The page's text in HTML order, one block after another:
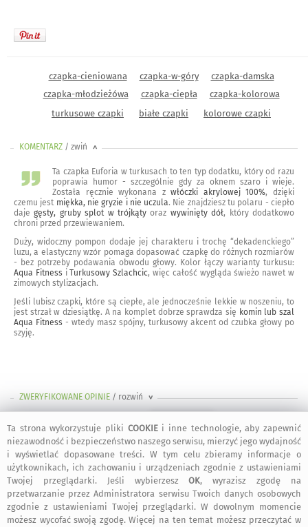
czapka-cieniowana czapka-w-góry
czapka-damska
czapka-młodzieżówa
czapka-ciepła
czapka-kolorowa
turkusowe czapki
białe czapki kolorowe czapki
KOMENTARZ / zwiń <
Ta czapka Euforia w turkusach to ten typ dodatku, który od razu
poprawia humor - szczególnie gdy za oknem szaro i wieje.
Została ręcznie wykonana zwłóczki akrylowej 100%, dzięki
czemu jest miękka, nie gryzie i nie uczula. Nie znajdziesz tu polaru - ciepło
dajegęsty, gruby splot w trójkąty oraz wywinięty dół, który dodatkowo
chroni przed przewiewaniem.
Duży, widoczny pompon dodaje jej charakteru i trochę “dekadenckiego”
luzu, a elastyczny wzór pomaga dopasować czapkę do różnych rozmiarów
- bez potrzeby podawania obwodu głowy. Kolor łączy warianty turkusu:
Aqua Fitness iTurkusowy Szlachcic, więc całość wygląda świeżo nawet w
zimowych stylizacjach.
Jeśli lubisz czapki, które są ciepłe, ale jednocześnie lekkie w noszeniu, to
jest strzał w dziesiątkę. A na komplet dobrze sprawdza się komin lub szal
Aqua Fitness - wtedy masz spójny, turkusowy akcent od czubka głowy po
szyję.
ZWERYFIKOWANE OPINIE / rozwiń >
12 lutego 2026
Justyna
Fantastyczna czapka bardzo ciepła, taka jakiej się
spodziewałam
Ta strona wykorzystuje pliki COOKIEi inne technologie, aby zapewnić
niezawodność i bezpieczeństwo naszego serwisu, mierzyć jego wydajność
i wyświetlać dopasowane treści. W tym celu zbieramy informacje o
użytkownikach, ich zachowaniu i urządzeniach zgodnie z ustawieniami
Twojej przeglądarki. Jeśli wybierzeszOK, wyrazisz zgodę na
przetwarzanie przez Administratora serwisu Twoich danych osobowych
zgodnie z ustawieniami Twojej przeglądarki. W dowolnym momencie
możesz wycofać swoją zgodę. Więcej na ten temat możesz przeczytać w